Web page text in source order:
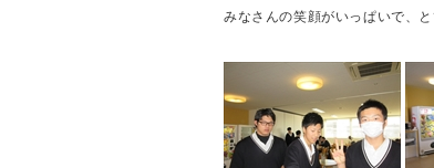
みなさんの笑顔がいっぱいで、